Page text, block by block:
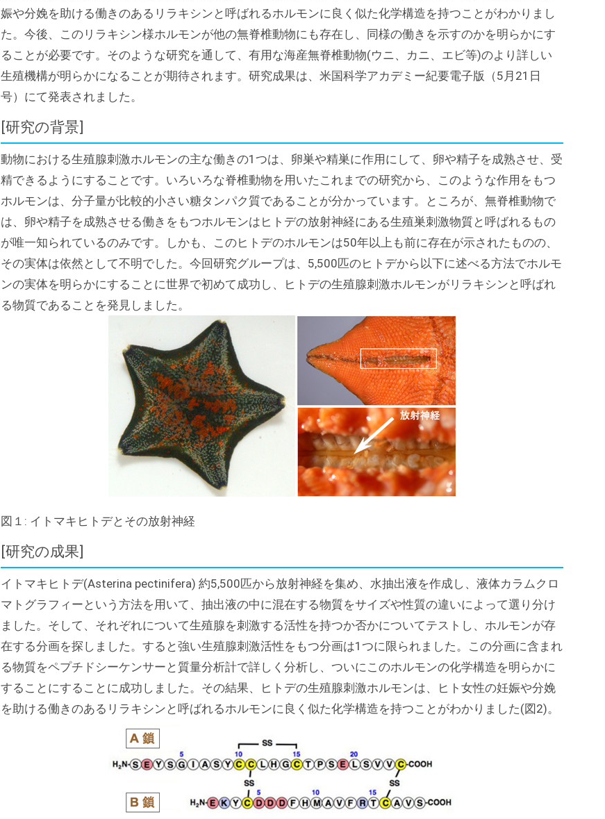
娠や分娩を助ける働きのあるリラキシンと呼ばれるホルモンに良く似た化学構造を持つことがわかりまし
た。今後、このリラキシン様ホルモンが他の無脊椎動物にも存在し、同様の働きを示すのかを明らかにす
ることが必要です。そのような研究を通して、有用な海産無脊椎動物(ウニ、カニ、エビ等)のより詳しい
生殖機構が明らかになることが期待されます。研究成果は、米国科学アカデミー紀要電子版（5月21日
号）にて発表されました。
[研究の背景]
動物における生殖腺刺激ホルモンの主な働きの1つは、卵巣や精巣に作用にして、卵や精子を成熟させ、受
精できるようにすることです。いろいろな脊椎動物を用いたこれまでの研究から、このような作用をもつ
ホルモンは、分子量が比較的小さい糖タンパク質であることが分かっています。ところが、無脊椎動物で
は、卵や精子を成熟させる働きをもつホルモンはヒトデの放射神経にある生殖巣刺激物質と呼ばれるもの
が唯一知られているのみです。しかも、このヒトデのホルモンは50年以上も前に存在が示されたものの、
その実体は依然として不明でした。今回研究グループは、5,500匹のヒトデから以下に述べる方法でホルモ
ンの実体を明らかにすることに世界で初めて成功し、ヒトデの生殖腺刺激ホルモンがリラキシンと呼ばれ
る物質であることを発見しました。
図１: イトマキヒトデとその放射神経
[研究の成果]
イトマキヒトデ(Asterina pectinifera) 約5,500匹から放射神経を集め、水抽出液を作成し、液体カラムクロ
マトグラフィーという方法を用いて、抽出液の中に混在する物質をサイズや性質の違いによって選り分け
ました。そして、それぞれについて生殖腺を刺激する活性を持つか否かについてテストし、ホルモンが存
在する分画を探しました。すると強い生殖腺刺激活性をもつ分画は1つに限られました。この分画に含まれ
る物質をペプチドシーケンサーと質量分析計で詳しく分析し、ついにこのホルモンの化学構造を明らかに
することにすることに成功しました。その結果、ヒトデの生殖腺刺激ホルモンは、ヒト女性の妊娠や分娩
を助ける働きのあるリラキシンと呼ばれるホルモンに良く似た化学構造を持つことがわかりました(図2)。